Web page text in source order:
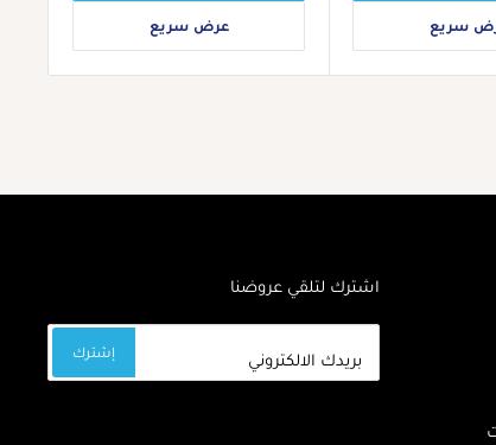
سريع عرض سريع
اشترك لتلقي عروضنا
بريدك الالكتروني إشترك